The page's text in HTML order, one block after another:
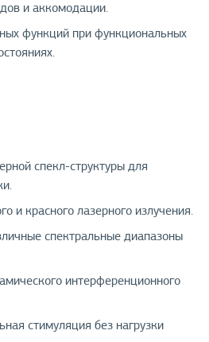
и аккомодации.
функций при функциональных
спекл-структуры для
и красного лазерного излучения.
спектральные диапазоны
интерференционного
стимуляция без нагрузки